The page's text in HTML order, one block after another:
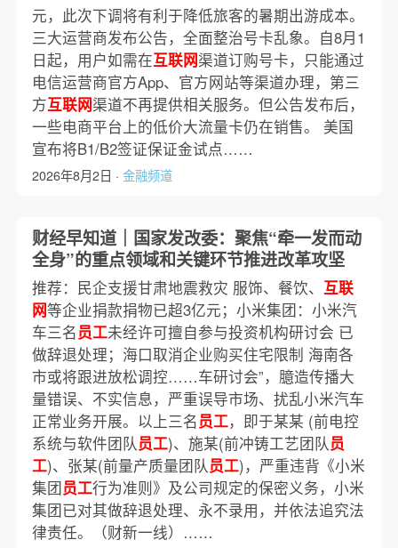
元，此次下调将有利于降低旅客的暑期出游成本。
三大运营商发布公告，全面整治号卡乱象。自8月1
日起，用户如需在互联网渠道订购号卡，只能通过
电信运营商官方App、官方网站等渠道办理，第三
方互联网渠道不再提供相关服务。但公告发布后，
一些电商平台上的低价大流量卡仍在销售。 美国
宣布将B1/B2签证保证金试点……
2026年8月2日 · 金融频道
财经早知道｜国家发改委：聚焦“牵一发而动
全身”的重点领域和关键环节推进改革攻坚
推荐：民企支援甘肃地震救灾 服饰、餐饮、 互联
网等企业捐款捐物已超3亿元；小米集团：小米汽
车三名员工未经许可擅自参与投资机构研讨会 已
做辞退处理；海口取消企业购买住宅限制 海南各
市或将跟进放松调控……车研讨会”，臆造传播大
量错误、不实信息，严重误导市场、扰乱小米汽车
正常业务开展。以上三名员工，即于某某 (前电控
系统与软件团队员工)、施某(前冲铸工艺团队员
工)、张某(前量产质量团队员工)，严重违背《小米
集团员工行为准则》及公司规定的保密义务，小米
集团已对其做辞退处理、永不录用，并依法追究法
律责任。（财新一线）……